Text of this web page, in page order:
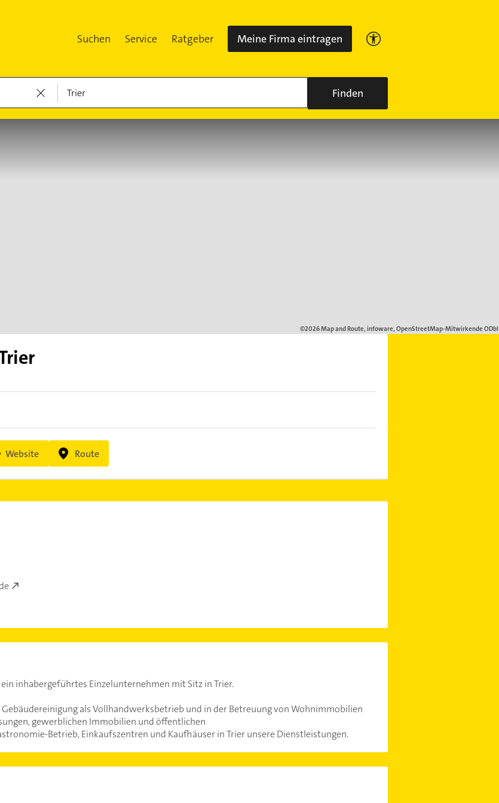
Suchen Service Ratgeber Meine Firma eintragen
Finden
Website Route
inhabergeführtes Einzelunternehmen mit Sitz in Trier.
als Vollhandwerksbetrieb und in der Betreuung von Wohnimmobilien
gewerblichen Immobilien und öffentlichen
Betrieb, Einkaufszentren und Kaufhäuser in Trier unsere Dienstleistungen.